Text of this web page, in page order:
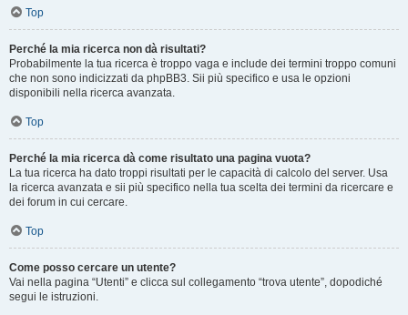
Top
Perché la mia ricerca non dà risultati?
Probabilmente la tua ricerca è troppo vaga e include dei termini troppo comuni
che non sono indicizzati da phpBB3. Sii più specifico e usa le opzioni
disponibili nella ricerca avanzata.
Top
Perché la mia ricerca dà come risultato una pagina vuota?
La tua ricerca ha dato troppi risultati per le capacità di calcolo del server. Usa
la ricerca avanzata e sii più specifico nella tua scelta dei termini da ricercare e
dei forum in cui cercare.
Top
Come posso cercare un utente?
Vai nella pagina “Utenti” e clicca sul collegamento “trova utente”, dopodiché
segui le istruzioni.